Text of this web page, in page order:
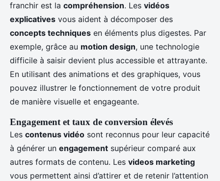
franchir est la compréhension. Les vidéos
explicatives vous aident à décomposer des
concepts techniques en éléments plus digestes. Par
exemple, grâce au motion design, une technologie
difficile à saisir devient plus accessible et attrayante.
En utilisant des animations et des graphiques, vous
pouvez illustrer le fonctionnement de votre produit
de manière visuelle et engageante.
Engagement et taux de conversion élevés
Les contenus vidéo sont reconnus pour leur capacité
à générer un engagement supérieur comparé aux
autres formats de contenu. Les videos marketing
vous permettent ainsi d’attirer et de retenir l’attention